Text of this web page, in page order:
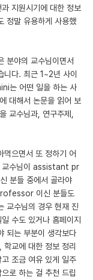
지원시기에 대한 정보
정말 유용하게 사용했
분야의 교수님이면서
니다. 최근 1~2년 사이
는 어떤 일을 하는 사
대해서 논문을 읽어 보
수님과, 연구주제,
먹으면서 또 정하기 어
교수님이 assistant pr
들 중에서 골라야
이신 분들도
교수님의 경우 현재 진
수도 있거나 홈페이지
되는 부분이 생각보다
교에 대한 정보 정리
조금 여유 있게 일주
로 하는 걸 추천 드립